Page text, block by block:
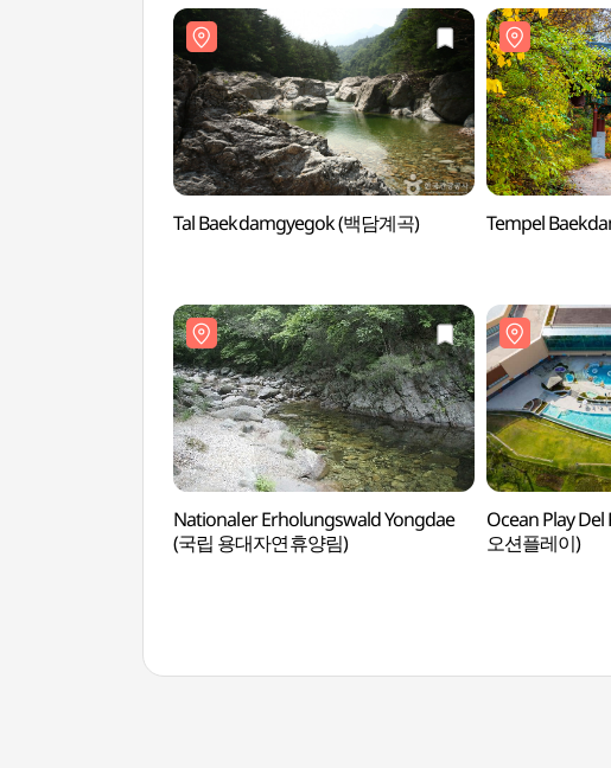
Tal Baekdamgyegok (백담계곡) Tempel
Nationaler Erholungswald Yongdae
(국립 용대자연휴양림)
Ocean Play
오션플레이)